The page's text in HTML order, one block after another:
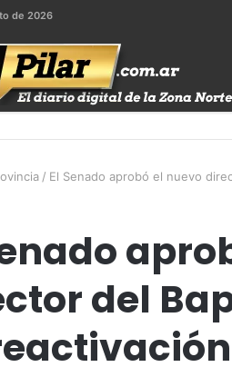
de 2026
/ El Senado aprobó el nuevo
del